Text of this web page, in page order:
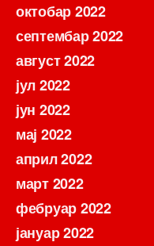
октобар 2022
септембар 2022
август 2022
јул 2022
јун 2022
мај 2022
април 2022
март 2022
фебруар 2022
јануар 2022